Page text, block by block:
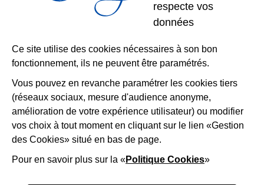
Restons
connectés
Télécharger l’application
Nous suivre
Facebook
Instagram
LinkedIn
Mentions légalesAccessibilité
Politique d'utilisation des cookiesGestion des cookies
respecte vos
données
Ce site utilise des cookies nécessaires à son bon
fonctionnement, ils ne peuvent être paramétrés.
Vous pouvez en revanche paramétrer les cookies tiers
(réseaux sociaux, mesure d'audience anonyme,
amélioration de votre expérience utilisateur) ou modifier
vos choix à tout moment en cliquant sur le lien «Gestion
des Cookies» situé en bas de page.
Pour en savoir plus sur la «Politique Cookies»